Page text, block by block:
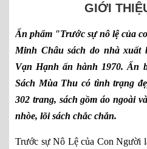
GIỚI
Ấn phẩm "Trước sự nô lệ của
Minh Châu sách do nhà
Vạn Hạnh ấn hành 1970. Ấn
Sách Mùa Thu có tình trạng
302 trang, sách gồm áo ngoài
nhòe, lõi sách chắc chắn.
Trước sự Nô Lệ của Con Người